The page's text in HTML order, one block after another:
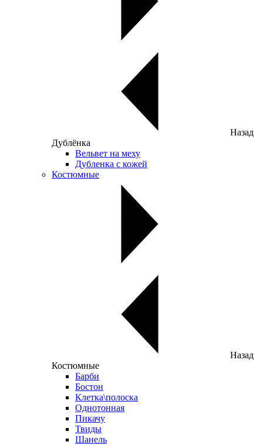
Назад
Дублёнка
Вельвет на меху
Дубленка с кожей
Костюмные
Назад
Костюмные
Барби
Бостон
Клетка\полоска
Однотонная
Пикачу
Твиды
Шанель